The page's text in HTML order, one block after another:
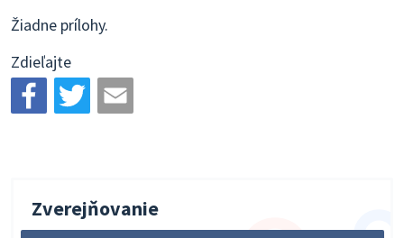
Žiadne prílohy.
Zdieľajte
Zverejňovanie